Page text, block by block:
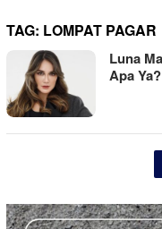
TAG: LOMPAT PAGAR
Luna
Apa Ya?